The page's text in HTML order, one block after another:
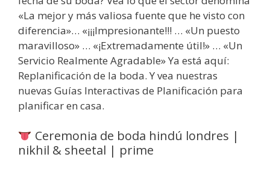
«La mejor y más valiosa fuente que he visto con
diferencia»… «¡¡¡Impresionante!!! … «Un puesto
maravilloso» … «¡Extremadamente útil!» … «Un
Servicio Realmente Agradable» Ya está aquí:
Replanificación de la boda. Y vea nuestras
nuevas Guías Interactivas de Planificación para
planificar en casa.
Ceremonia de boda hindú londres |
nikhil & sheetal | prime